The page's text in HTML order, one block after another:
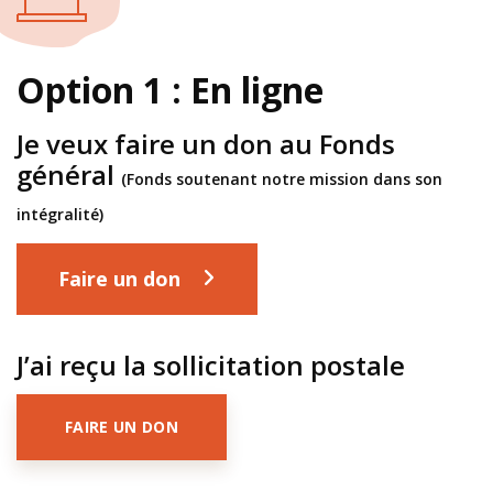
Option 1 : En ligne
Je veux faire un don au Fonds
général (Fonds soutenant notre mission dans son
intégralité)
Faire un don
J’ai reçu la sollicitation postale
FAIRE UN DON